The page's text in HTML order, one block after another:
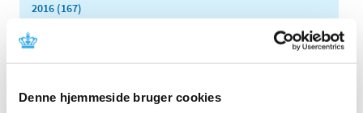
Denne hjemmeside bruger cookies
2016 (167)
2014 (44)
2012 (44)